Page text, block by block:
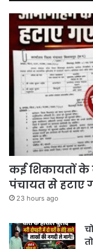
कई शिकायतों के
पंचायत से हटाए
23 hours ago